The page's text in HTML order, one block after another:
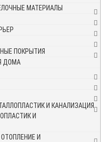
МАТЕРИАЛЫ
ПОКРЫТИЯ
ДОМА
И
ОТОПЛЕНИЕ И